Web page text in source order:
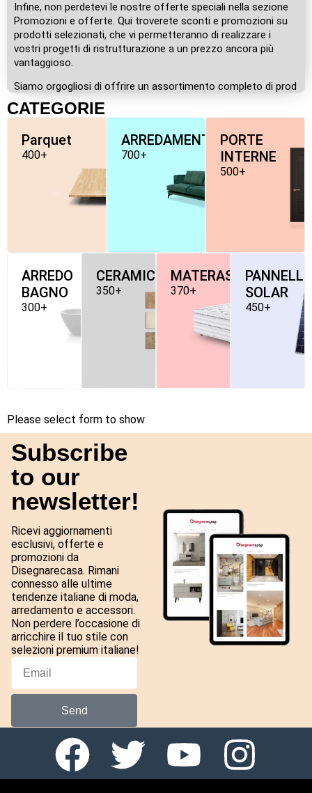
Infine, non perdetevi le nostre offerte speciali nella sezione
Promozioni e offerte. Qui troverete sconti e promozioni su
prodotti selezionati, che vi permetteranno di realizzare i
vostri progetti di ristrutturazione a un prezzo ancora più
vantaggioso.
Siamo orgogliosi di offrire un assortimento completo di prod
CATEGORIE
Parquet
400+
ARREDAMENTO
700+
PORTE
INTERNE
500+
ARREDO
BAGNO
300+
CERAMICHE
350+
MATERASSI
370+
PANNELLI-
SOLAR
450+
Please select form to show
Subscribe
to our
newsletter!
Ricevi aggiornamenti
esclusivi, offerte e
promozioni da
Disegnarecasa. Rimani
connesso alle ultime
tendenze italiane di moda,
arredamento e accessori.
Non perdere l’occasione di
arricchire il tuo stile con
selezioni premium italiane!
Send